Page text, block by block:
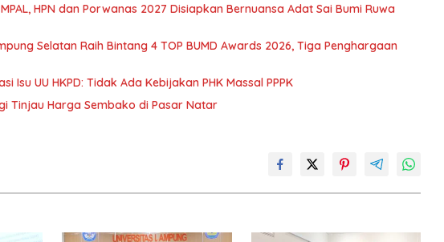
HPN dan Porwanas 2027 Disiapkan Bernuansa Adat Sai Bumi Ruwa
Selatan Raih Bintang 4 TOP BUMD Awards 2026, Tiga Penghargaan
Isu UU HKPD: Tidak Ada Kebijakan PHK Massal PPPK
Tinjau Harga Sembako di Pasar Natar